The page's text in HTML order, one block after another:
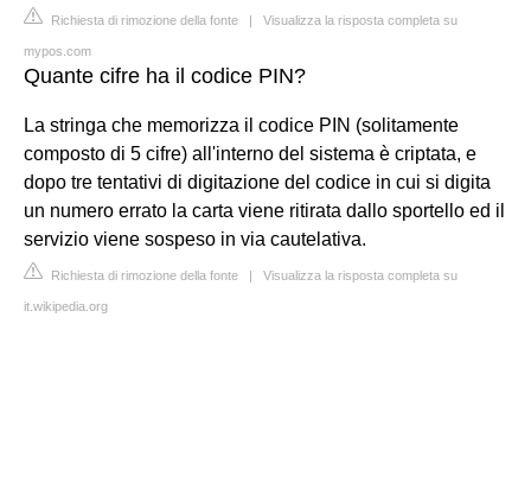
Richiesta di rimozione della fonte | Visualizza la risposta completa su
mypos.com
Quante cifre ha il codice PIN?
La stringa che memorizza il codice PIN (solitamente
composto di 5 cifre) all'interno del sistema è criptata, e
dopo tre tentativi di digitazione del codice in cui si digita
un numero errato la carta viene ritirata dallo sportello ed il
servizio viene sospeso in via cautelativa.
Richiesta di rimozione della fonte | Visualizza la risposta completa su
it.wikipedia.org